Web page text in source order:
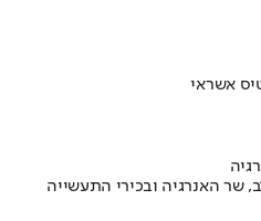
שר האנרגיה ובכירי התעשייה